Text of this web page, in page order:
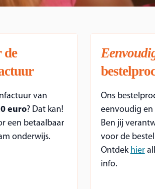
de
van
euro? Dat kan!
een betaalbaar
onderwijs.
Ons
eenvoudig
Ben jij
voor de
Ontdek hier
info.